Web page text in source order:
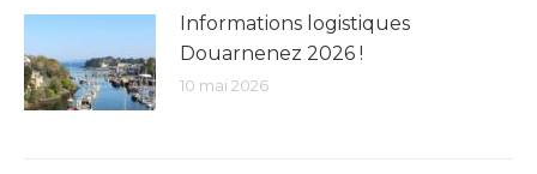
Informations logistiques
Douarnenez 2026 !
10 mai 2026